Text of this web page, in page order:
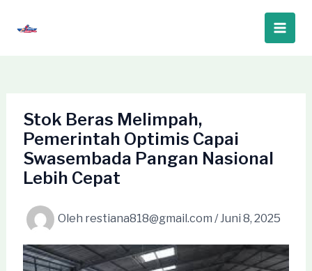
Main
Stok Beras Melimpah,
Pemerintah Optimis Capai
Swasembada Pangan Nasional
Lebih Cepat
Oleh restiana818@gmail.com /Juni 8, 2025